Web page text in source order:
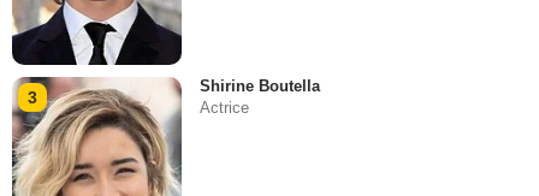
3
Shirine Boutella
Actrice